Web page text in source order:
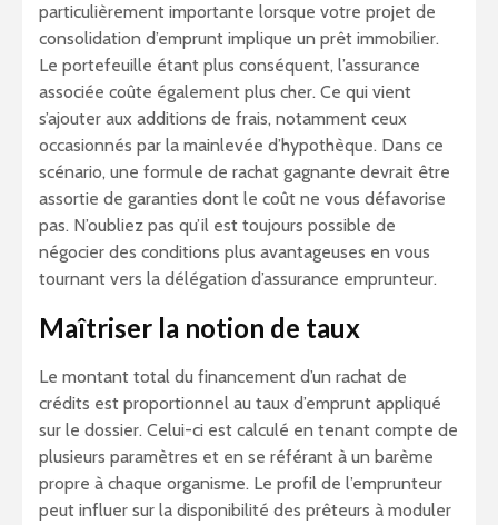
particulièrement importante lorsque votre projet de
consolidation d’emprunt implique un prêt immobilier.
Le portefeuille étant plus conséquent, l’assurance
associée coûte également plus cher. Ce qui vient
s’ajouter aux additions de frais, notamment ceux
occasionnés par la mainlevée d’hypothèque. Dans ce
scénario, une formule de rachat gagnante devrait être
assortie de garanties dont le coût ne vous défavorise
pas. N’oubliez pas qu’il est toujours possible de
négocier des conditions plus avantageuses en vous
tournant vers la délégation d’assurance emprunteur.
Maîtriser la notion de taux
Le montant total du financement d’un rachat de
crédits est proportionnel au taux d’emprunt appliqué
sur le dossier. Celui-ci est calculé en tenant compte de
plusieurs paramètres et en se référant à un barème
propre à chaque organisme. Le profil de l’emprunteur
peut influer sur la disponibilité des prêteurs à moduler